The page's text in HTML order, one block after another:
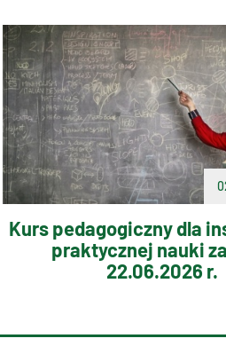
Kurs pedagogiczny dla
praktycznej nauki
22.06.2026 r.